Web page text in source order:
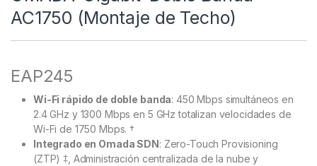
AC1750 (Montaje de Techo)
EAP245
Wi-Fi rápido de doble banda: 450 Mbps simultáneos en
2.4 GHz y 1300 Mbps en 5 GHz totalizan velocidades de
Wi-Fi de 1750 Mbps. †
Integrado en Omada SDN: Zero-Touch Provisioning
(ZTP) ‡, Administración centralizada de la nube y